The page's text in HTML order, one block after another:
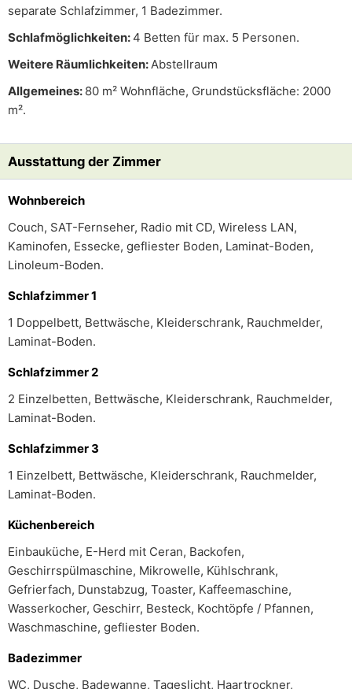
separate Schlafzimmer, 1 Badezimmer.
Schlafmöglichkeiten: 4 Betten für max. 5 Personen.
Weitere Räumlichkeiten:Abstellraum
Allgemeines: 80 m² Wohnfläche, Grundstücksfläche: 2000
m².
Ausstattung der Zimmer
Wohnbereich
Couch, SAT-Fernseher, Radio mit CD, Wireless LAN,
Kaminofen, Essecke, gefliester Boden, Laminat-Boden,
Linoleum-Boden.
Schlafzimmer 1
1 Doppelbett, Bettwäsche, Kleiderschrank, Rauchmelder,
Laminat-Boden.
Schlafzimmer 2
2 Einzelbetten, Bettwäsche, Kleiderschrank, Rauchmelder,
Laminat-Boden.
Schlafzimmer 3
1 Einzelbett, Bettwäsche, Kleiderschrank, Rauchmelder,
Laminat-Boden.
Küchenbereich
Einbauküche, E-Herd mit Ceran, Backofen,
Geschirrspülmaschine, Mikrowelle, Kühlschrank,
Gefrierfach, Dunstabzug, Toaster, Kaffeemaschine,
Wasserkocher, Geschirr, Besteck, Kochtöpfe / Pfannen,
Waschmaschine, gefliester Boden.
Badezimmer
WC, Dusche, Badewanne, Tageslicht, Haartrockner,